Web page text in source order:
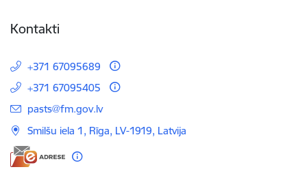
Kontakti
+371 67095689
+371 67095405
E-pasts:
pasts@fm.gov.lv
Smilšu iela 1, Rīga, LV-1919, Latvija